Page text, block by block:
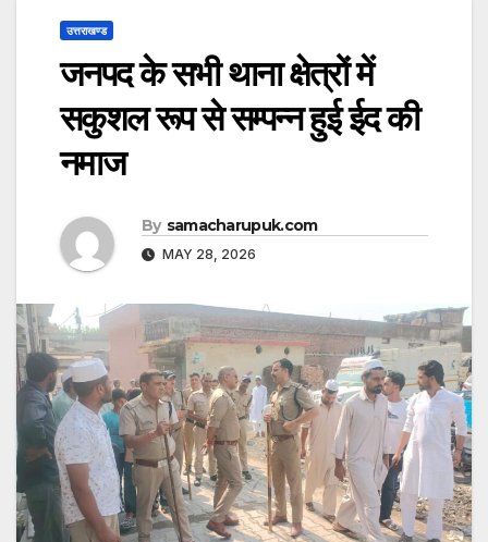
उत्तराखण्ड
जनपद के सभी थाना क्षेत्रों में
सकुशल रूप से सम्पन्न हुई ईद की
नमाज
By samacharupuk.com
MAY 28, 2026